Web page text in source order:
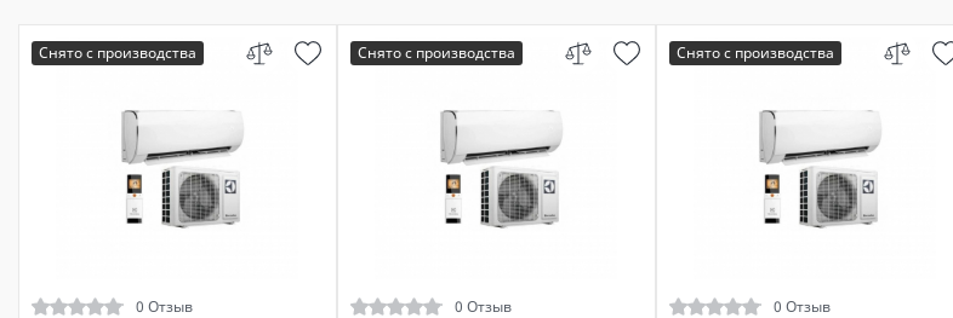
Снято с производства
0 Отзыв
Снято с производства
0 Отзыв
Снято с производства
0 Отзыв